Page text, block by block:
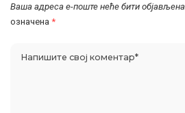
Ваша адреса е-поште неће бити објављена.
означена *